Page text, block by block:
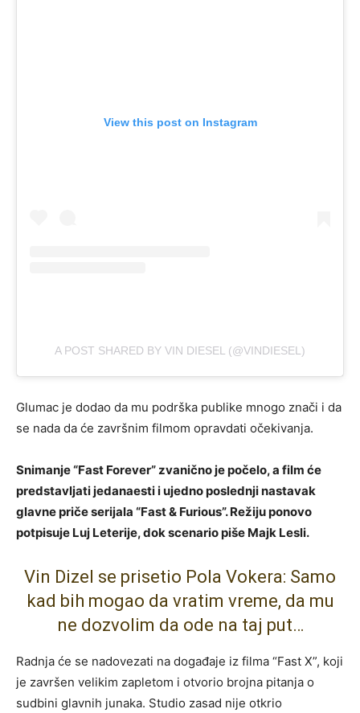
View this post on Instagram
A POST SHARED BY VIN DIESEL (@VINDIESEL)
Glumac je dodao da mu podrška publike mnogo znači i da
se nada da će završnim filmom opravdati očekivanja.
Snimanje “Fast Forever” zvanično je počelo, a film će
predstavljati jedanaesti i ujedno poslednji nastavak
glavne priče serijala “Fast & Furious”. Režiju ponovo
potpisuje Luj Leterije, dok scenario piše Majk Lesli.
Vin Dizel se prisetio Pola Vokera: Samo
kad bih mogao da vratim vreme, da mu
ne dozvolim da ode na taj put…
Radnja će se nadovezati na događaje iz filma “Fast X”, koji
je završen velikim zapletom i otvorio brojna pitanja o
sudbini glavnih junaka. Studio zasad nije otkrio